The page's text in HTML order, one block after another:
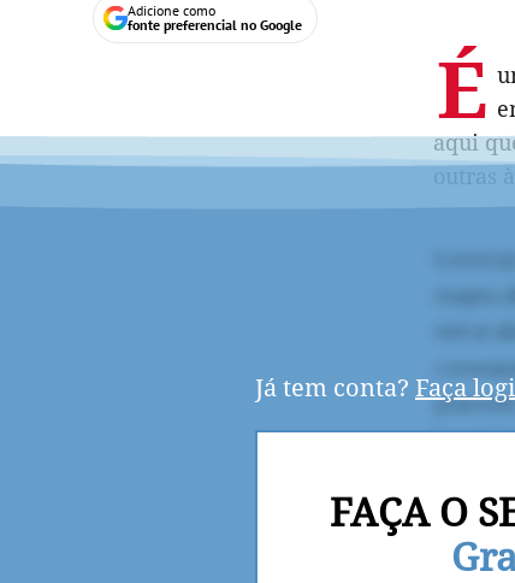
Adicione como
fonte preferencial no Google
É
aqui
outras
Já tem conta? Faça
FAÇA O